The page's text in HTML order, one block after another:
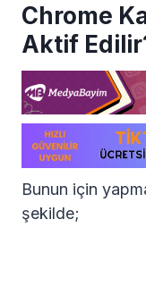
Chrome
Aktif
Bunun için
şekilde;